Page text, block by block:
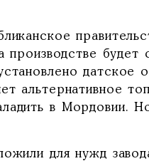
будет
датское
альтернативное
в Мордовии.
для нужд